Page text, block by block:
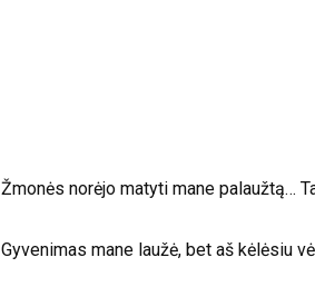
Žmonės norėjo matyti mane palaužtą…
Gyvenimas mane laužė, bet aš kėlėsiu